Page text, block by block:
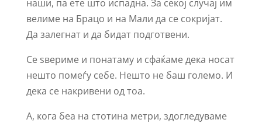
наши, па ете што испадна. За секој случај им
велиме на Брацо и на Мали да се сокријат.
Да залегнат и да бидат подготвени.
Се ѕвериме и понатаму и сфаќаме дека носат
нешто помеѓу себе. Нешто не баш големо. И
дека се накривени од тоа.
А, кога беа на стотина метри, здогледуваме